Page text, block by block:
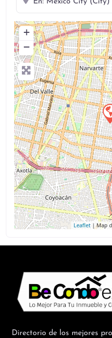
+
−
Leaflet | Map
Directorio de los mejores